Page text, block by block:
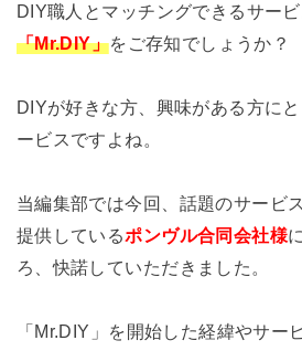
DIY職人とマッチングできるサー
「Mr.DIY」をご存知でしょうか？
DIYが好きな方、興味がある方に
ービスですよね。
当編集部では今回、話題のサービ
提供しているポンヴル合同会社様
ろ、快諾していただきました。
「Mr.DIY」を開始した経緯やサー